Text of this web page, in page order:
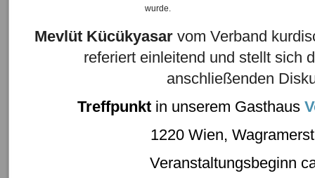
wurde.
Mevlüt Kücükyasar vom Verband
referiert einleitend und stellt sich
anschließenden
Treffpunkt in unserem Gasthaus
1220 Wien,
Veranstaltungsbeginn